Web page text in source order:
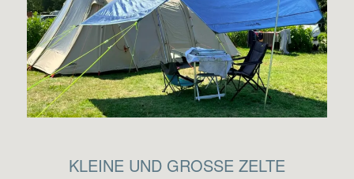
KLEINE UND GROSSE ZELTE